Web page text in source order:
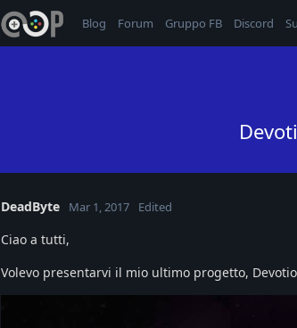
Blog Forum Gruppo FB Discord
DeadByte Mar 1, 2017 Edited
Ciao a tutti,
Volevo presentarvi il mio ultimo progetto,